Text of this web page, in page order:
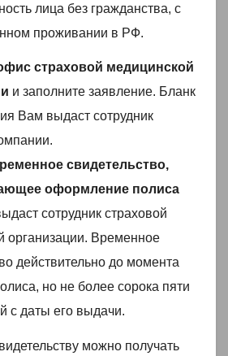
лица без гражданства, с
проживании в РФ.
страховой медицинской
и заполните заявление. Бланк
Вам выдаст сотрудник
свидетельство,
оформление полиса
сотрудник страховой
организации. Временное
действительно до момента
но не более сорока пяти
с даты его выдачи.
можно получать